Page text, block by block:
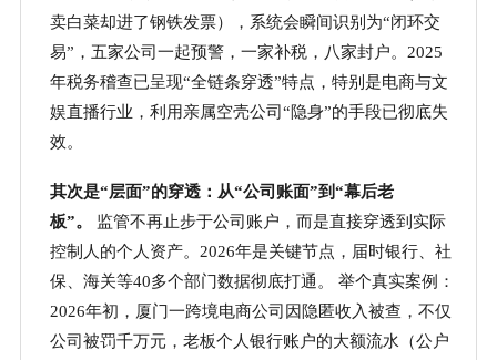
卖白菜却进了钢铁发票），系统会瞬间识别为“闭环交
易”，五家公司一起预警，一家补税，八家封户。2025
年税务稽查已呈现“全链条穿透”特点，特别是电商与文
娱直播行业，利用亲属空壳公司“隐身”的手段已彻底失
效。
其次是“层面”的穿透：从“公司账面”到“幕后老
板”。
监管不再止步于公司账户，而是直接穿透到实际
控制人的个人资产。 2026年是关键节点，届时银行、社
保、海关等40多个部门数据彻底打通。 举个真实案例：
2026年初，厦门一跨境电商公司因隐匿收入被查，不仅
公司被罚千万元，老板个人银行账户的大额流水（公户